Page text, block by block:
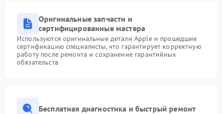
Оригинальные запчасти и
сертифицированные мастера
Используются оригинальные детали Apple и прошедшие
сертификацию специалисты, что гарантирует корректную
работу после ремонта и сохранение гарантийных
обязательств
Бесплатная диагностика и быстрый ремонт